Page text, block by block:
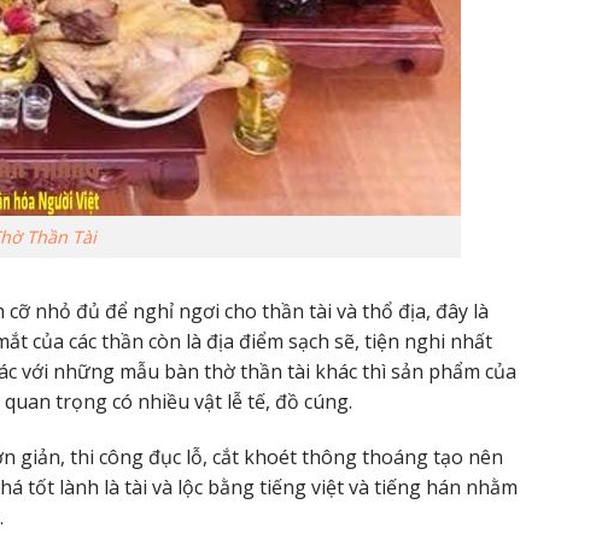
Thần Tài
nhỏ đủ để nghỉ ngơi cho thần tài và thổ địa, đây là
của các thần còn là địa điểm sạch sẽ, tiện nghi nhất
với những mẫu bàn thờ thần tài khác thì sản phẩm của
trọng có nhiều vật lễ tế, đồ cúng.
giản, thi công đục lỗ, cắt khoét thông thoáng tạo nên
tốt lành là tài và lộc bằng tiếng việt và tiếng hán nhằm